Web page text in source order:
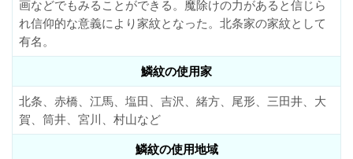
画などでもみることができる。魔除けの力があると信じら
れ信仰的な意義により家紋となった。北条家の家紋として
有名。
鱗紋の使用家
北条、赤橋、江馬、塩田、吉沢、緒方、尾形、三田井、大
賀、筒井、宮川、村山など
鱗紋の使用地域